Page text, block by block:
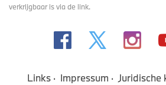
verkrijgbaaris via de link.
Links Impressum
Juridische